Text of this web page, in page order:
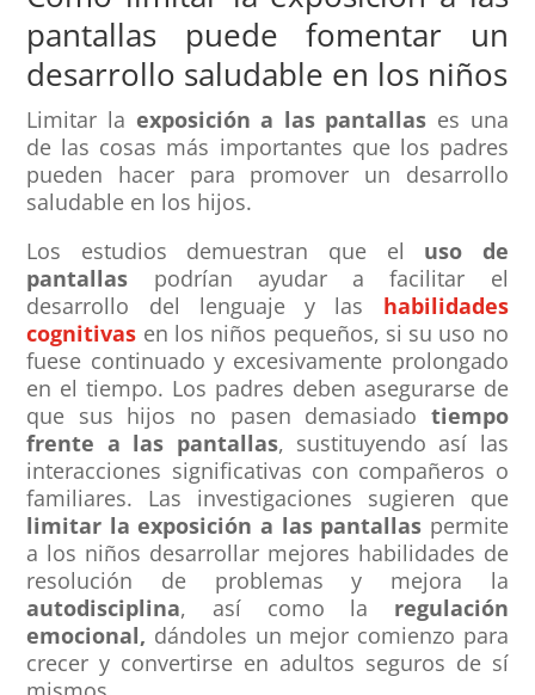
pantallas puede fomentar un
desarrollo saludable en los niños
Limitar la exposición a las pantallas es una
de las cosas más importantes que los padres
pueden hacer para promover un desarrollo
saludable en los hijos.
Los estudios demuestran que el uso de
pantallas podrían ayudar a facilitar el
desarrollo del lenguaje y las habilidades
cognitivas en los niños pequeños, si su uso no
fuese continuado y excesivamente prolongado
en el tiempo. Los padres deben asegurarse de
que sus hijos no pasen demasiado tiempo
frente a las pantallas, sustituyendo así las
interacciones significativas con compañeros o
familiares. Las investigaciones sugieren que
limitar la exposición a las pantallas permite
a los niños desarrollar mejores habilidades de
resolución de problemas y mejora la
autodisciplina, así como la regulación
emocional, dándoles un mejor comienzo para
crecer y convertirse en adultos seguros de sí